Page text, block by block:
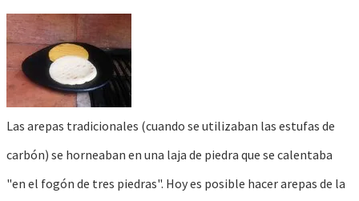
Las arepas tradicionales (cuando se utilizaban las estufas de
carbón) se horneaban en una laja de piedra que se calentaba
"en el fogón de tres piedras". Hoy es posible hacer arepas de la